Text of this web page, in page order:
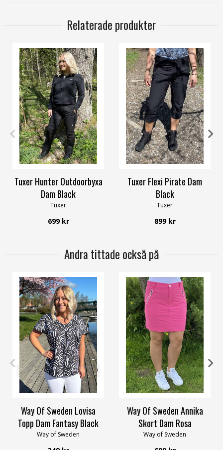
Relaterade produkter
38 40 42 44
Tuxer Hunter Outdoorbyxa
Dam Black
Tuxer
699 kr
36 38 42 44
Tuxer Flexi Pirate Dam
Black
Tuxer
899 kr
Andra tittade också på
32/34 36/38 44/46 48/50
52/54
56/58
Way Of Sweden Lovisa
Topp Dam Fantasy Black
Way of Sweden
34 36 38 40 42 58/60
Way Of Sweden Annika
Skort Dam Rosa
Way of Sweden